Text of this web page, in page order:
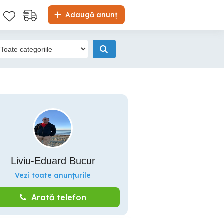
Adaugă anunț
Liviu-Eduard Bucur
Vezi toate anunțurile
Arată telefon